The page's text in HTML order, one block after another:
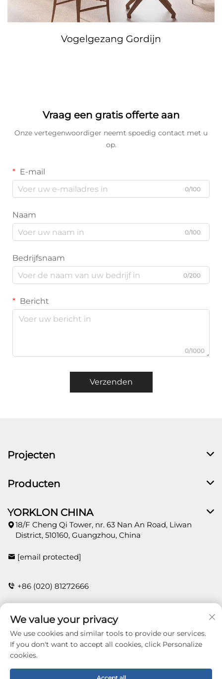
Vogelgezang Gordijn
Vraag een gratis offerte aan
Onze vertegenwoordiger neemt spoedig contact met u
op.
E-mail
0/100
Naam
0/100
Bedrijfsnaam
0/200
Bericht
0/1000
Verzenden
Projecten
Producten
YORKLON CHINA
18/F Cheng Qi Tower, nr. 63 Nan An Road, Liwan
District, 510160, Guangzhou, China
[email protected]
+86 (020) 81272666
CONTACT
Copyright © 2026 Guangzhou Yorklon Wallcoverings
Limited. All right reserved -
We value your privacy
We use cookies and similar tools to provide our services.
If you don't want to accept all cookies, click Personalize
cookies.